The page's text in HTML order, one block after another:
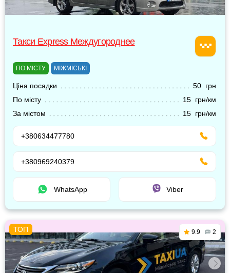
Такси Express Междугороднее
ПО МІСТУ МІЖМІСЬКІ
Ціна посадки
50 грн
По місту
15 грн/км
За містом
15 грн/км
+380634477780
+380969240379
WhatsApp Viber
9.9 2